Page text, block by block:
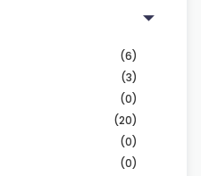
(6)
(3)
(0)
(20)
(0)
(0)